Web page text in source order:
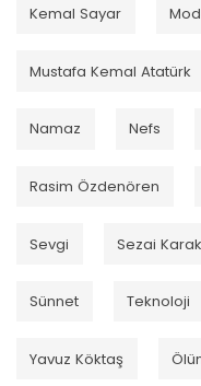
Kemal Sayar
Mustafa Kemal Atatürk
Namaz Nefs
Rasim Özdenören
Sevgi Sezai
Sünnet Teknoloji
Yavuz Köktaş